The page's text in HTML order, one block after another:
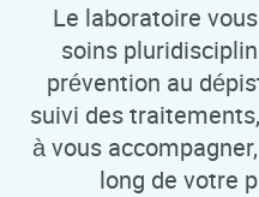
Le laboratoire
soins
prévention au
suivi des
à vous
long de votre